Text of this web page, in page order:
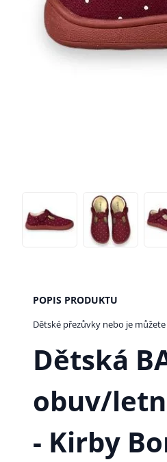
POPIS PRODUKTU
Dětské přezůvky nebo je
Dětská
obuv/
- Kirby